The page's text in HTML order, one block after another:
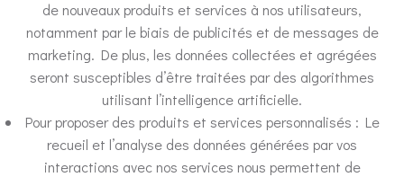
de nouveaux produits et services à nos utilisateurs,
notamment par le biais de publicités et de messages de
marketing. De plus, les données collectées et agrégées
seront susceptibles d’être traitées par des algorithmes
utilisant l’intelligence artificielle.
Pour proposer des produits et services personnalisés : Le
recueil et l’analyse des données générées par vos
interactions avec nos services nous permettent de